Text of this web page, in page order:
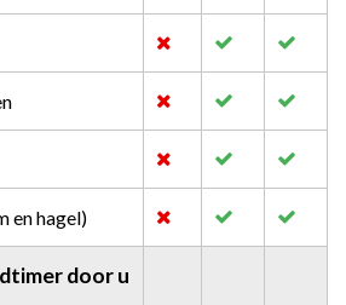
en hagel)
door u